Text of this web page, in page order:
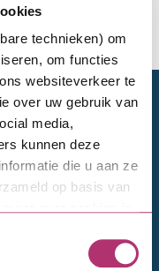
technieken) om
om functies
websiteverkeer te
over uw gebruik van
media,
kunnen deze
die u aan ze
op basis van
Twijfel je of
contact op met